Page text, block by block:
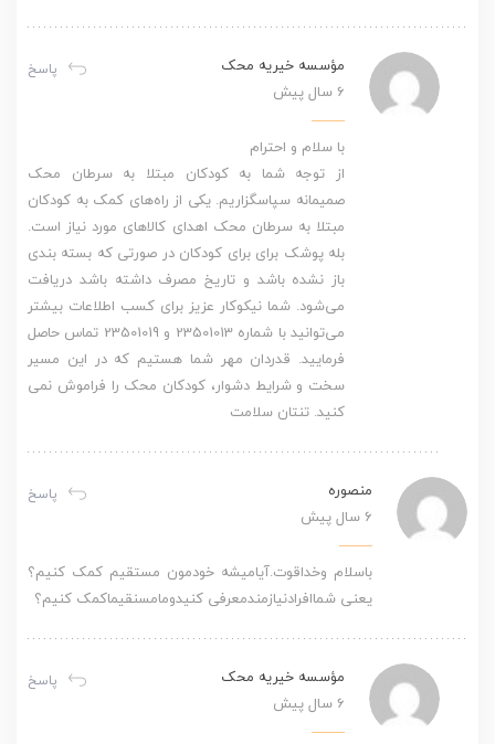
پاسخ
مؤسسه خیریه محک
6 سال پیش
با سلام و احترام
از توجه شما به کودکان مبتلا به سرطان محک
صمیمانه سپاسگزاریم. یکی از راه‌های کمک به کودکان
مبتلا به سرطان محک اهدای کالاهای مورد نیاز است.
بله پوشک برای برای کودکان در صورتی که بسته بندی
باز نشده باشد و تاریخ مصرف داشته باشد دریافت
می‌شود. شما نیکوکار عزیز برای کسب اطلاعات بیشتر
می‌توانید با شماره 23501013 و 23501019 تماس حاصل
فرمایید. قدردان مهر شما هستیم که در این مسیر
سخت و شرایط دشوار، کودکان محک را فراموش نمی
کنید. تنتان سلامت
پاسخ
منصوره
6 سال پیش
باسلام وخداقوت.آیامیشه خودمون مستقیم کمک کنیم؟
یعنی شماافرادنیازمندمعرفی کنیدومامسنقیماکمک کنیم؟
پاسخ
مؤسسه خیریه محک
6 سال پیش